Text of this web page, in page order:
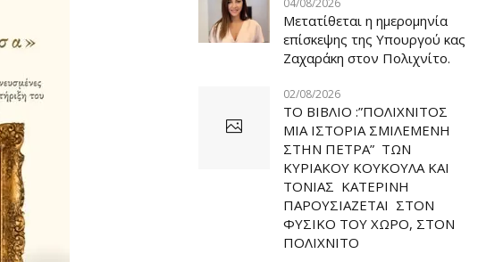
04/08/2026
Μετατίθεται η ημερομηνία
επίσκεψης της Υπουργού κας
Ζαχαράκη στον Πολιχνίτο.
02/08/2026
ΤΟ ΒΙΒΛΙΟ :”ΠΟΛΙΧΝΙΤΟΣ
ΜΙΑ ΙΣΤΟΡΙΑ ΣΜΙΛΕΜΕΝΗ
ΣΤΗΝ ΠΕΤΡΑ” ΤΩΝ
ΚΥΡΙΑΚΟΥ ΚΟΥΚΟΥΛΑ ΚΑΙ
ΤΟΝΙΑΣ ΚΑΤΕΡΙΝΗ
ΠΑΡΟΥΣΙΑΖΕΤΑΙ ΣΤΟΝ
ΦΥΣΙΚΟ ΤOY ΧΩΡΟ, ΣΤΟΝ
ΠΟΛΙΧΝΙΤΟ